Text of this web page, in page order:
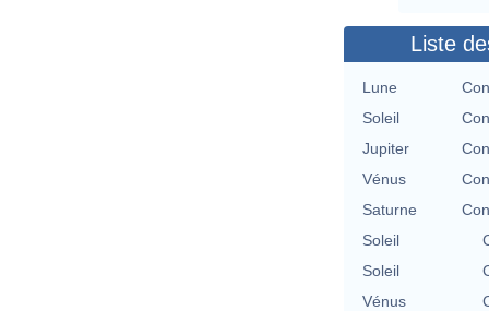
Liste
Lune
Soleil
Jupiter
Vénus
Saturne
Soleil
Soleil
Vénus